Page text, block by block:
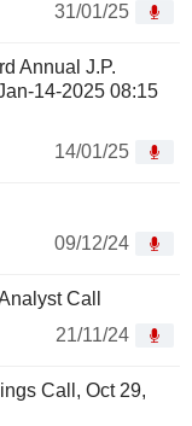
31/01/25
Annual J.P.
14-2025 08:15
14/01/25
09/12/24
Call
21/11/24
Call, Oct 29,